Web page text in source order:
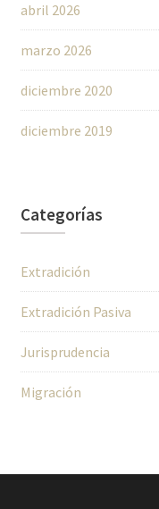
abril 2026
marzo 2026
diciembre 2020
diciembre 2019
Categorías
Extradición
Extradición Pasiva
Jurisprudencia
Migración